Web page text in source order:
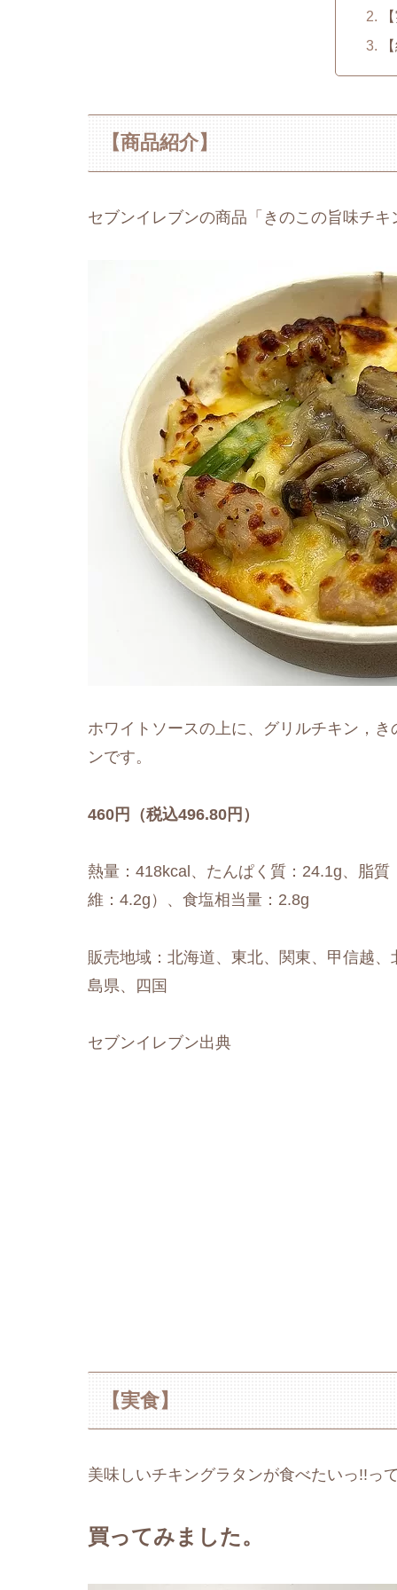
【商品紹介】
セブンイレブンの商品「きのこの旨味チ
ホワイトソースの上に、グリルチキン，
ンです。
460円（税込496.80円）
熱量：418kcal、たんぱく質：24.1g、脂
維：4.2g）、食塩相当量：2.8g
販売地域：北海道、東北、関東、甲信越
島県、四国
セブンイレブン出典
【実食】
美味しいチキングラタンが食べたいっ!!っ
買ってみました。